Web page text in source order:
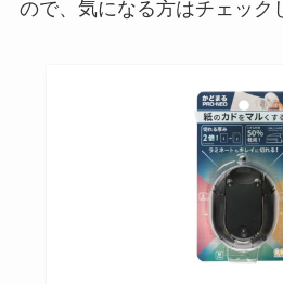
ので、気になる方はチェック